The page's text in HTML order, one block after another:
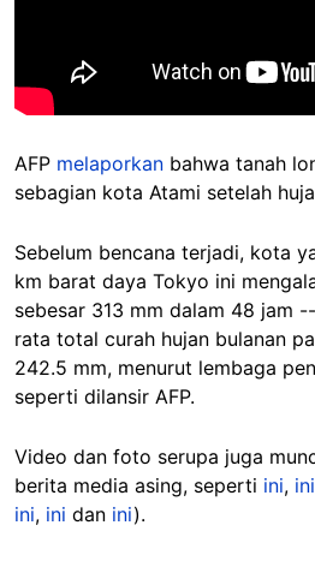
AFP melaporkan bahwa tanah
sebagian kota Atami setelah
Sebelum bencana terjadi, kota
km barat daya Tokyo ini
sebesar 313 mm dalam 48 jam
rata total curah hujan bulanan
242.5 mm, menurut lembaga
seperti dilansir AFP.
Video dan foto serupa juga
berita media asing, seperti ini, ini
ini, ini dan ini).